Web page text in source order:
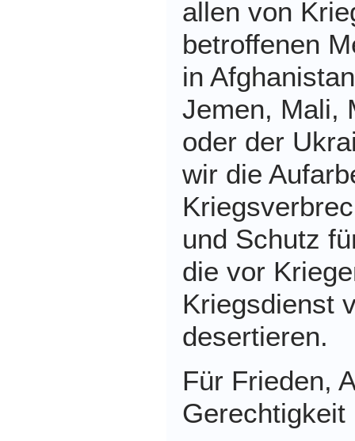
allen von
betroffenen
in
Jemen, Mali,
oder der
wir die
und Schutz
die vor
Kriegsdienst
desertieren.
Für Frieden,
Gerechtigkeit